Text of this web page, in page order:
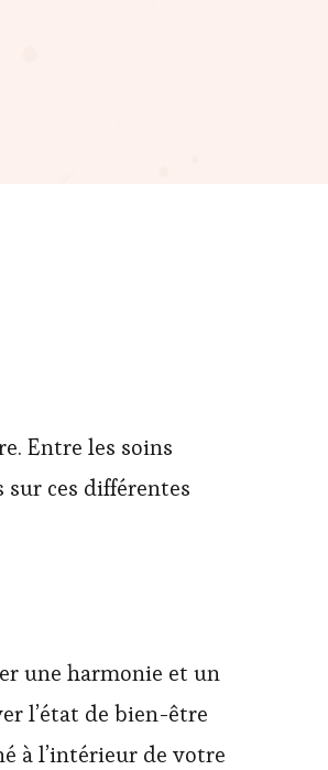
Entre les soins
sur ces différentes
une harmonie et un
l’état de bien-être
à l’intérieur de votre